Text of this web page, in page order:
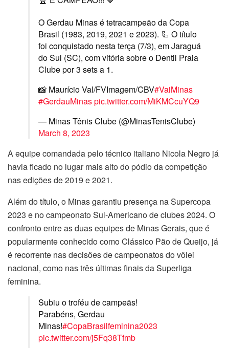
O Gerdau Minas é tetracampeão da Copa
Brasil (1983, 2019, 2021 e 2023). 🦾 O título
foi conquistado nesta terça (7/3), em Jaraguá
do Sul (SC), com vitória sobre o Dentil Praia
Clube por 3 sets a 1.
📸 Maurício Val/FVImagem/CBV#VaiMinas
#GerdauMinaspic.twitter.com/MiKMCcuYQ9
— Minas Tênis Clube (@MinasTenisClube)
March 8, 2023
A equipe comandada pelo técnico italiano Nicola Negro já
havia ficado no lugar mais alto do pódio da competição
nas edições de 2019 e 2021.
Além do título, o Minas garantiu presença na Supercopa
2023 e no campeonato Sul-Americano de clubes 2024. O
confronto entre as duas equipes de Minas Gerais, que é
popularmente conhecido como Clássico Pão de Queijo, já
é recorrente nas decisões de campeonatos do vôlei
nacional, como nas três últimas finais da Superliga
feminina.
Subiu o troféu de campeãs!
Parabéns, Gerdau
Minas!#CopaBrasilfeminina2023
pic.twitter.com/j5Fq38Tfmb